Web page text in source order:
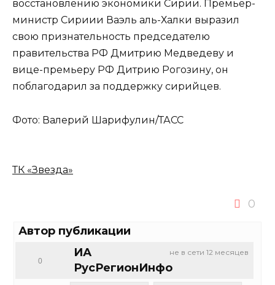
восстановлению экономики Сирии. Премьер-
министр Сириии Ваэль аль-Халки выразил
свою признательность председателю
правительства РФ Дмитрию Медведеву и
вице-премьеру РФ Дитрию Рогозину, он
поблагодарил за поддержку сирийцев.
Фото: Валерий Шарифулин/ТАСС
ТК «Звезда»
0
Автор публикации
не в сети 12 месяцев
ИА
РусРегионИнфо
0